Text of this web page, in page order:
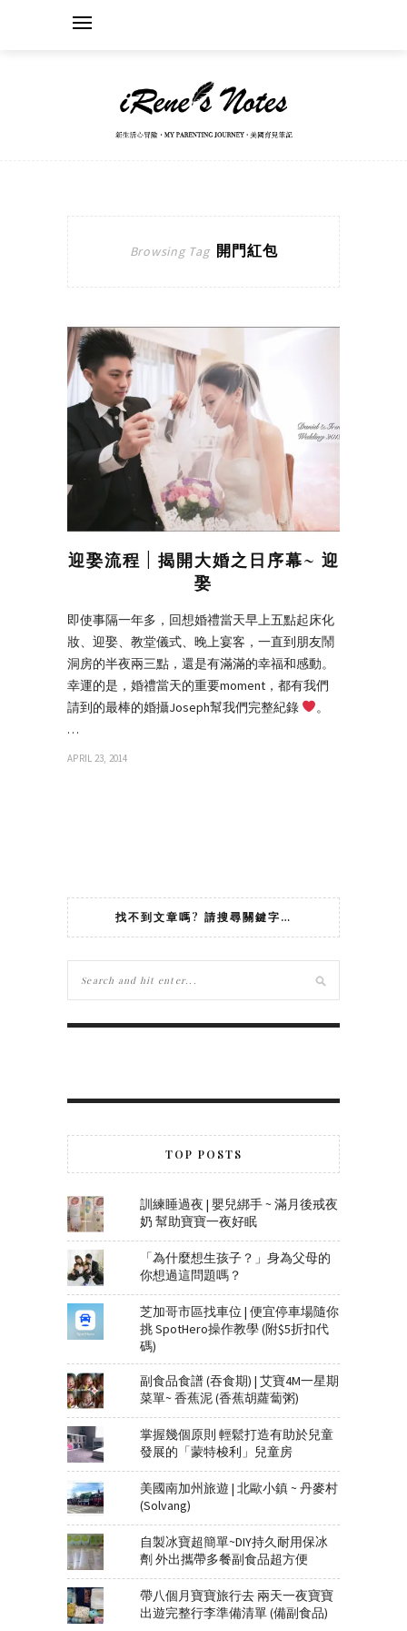
Browsing Tag 開門紅包
迎娶流程 | 揭開大婚之日序幕~ 迎
娶
即使事隔一年多，回想婚禮當天早上五點起床化
妝、迎娶、教堂儀式、晚上宴客，一直到朋友鬧
洞房的半夜兩三點，還是有滿滿的幸福和感動。
幸運的是，婚禮當天的重要moment，都有我們
請到的最棒的婚攝Joseph幫我們完整紀錄
。
…
APRIL 23, 2014
找不到文章嗎? 請搜尋關鍵字…
TOP POSTS
訓練睡過夜 | 嬰兒綁手 ~ 滿月後戒夜
奶 幫助寶寶一夜好眠
「為什麼想生孩子？」身為父母的
你想過這問題嗎？
芝加哥市區找車位 | 便宜停車場隨你
挑 SpotHero操作教學 (附$5折扣代
碼)
副食品食譜 (吞食期) | 艾寶4M一星期
菜單~ 香蕉泥 (香蕉胡蘿蔔粥)
掌握幾個原則 輕鬆打造有助於兒童
發展的「蒙特梭利」兒童房
美國南加州旅遊 | 北歐小鎮 ~ 丹麥村
(Solvang)
自製冰寶超簡單~DIY持久耐用保冰
劑 外出攜帶多餐副食品超方便
帶八個月寶寶旅行去 兩天一夜寶寶
出遊完整行李準備清單 (備副食品)